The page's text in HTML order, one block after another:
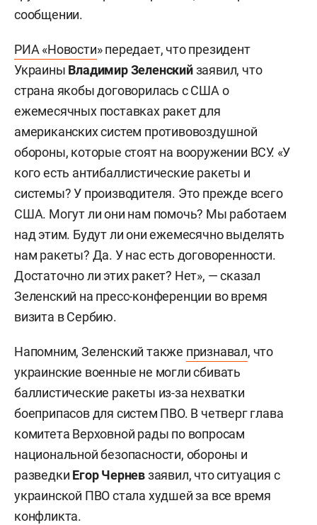
сообщении.
РИА «Новости» передает, что президент
Украины Владимир Зеленскийзаявил, что
страна якобы договорилась с США о
ежемесячных поставках ракет для
американских систем противовоздушной
обороны, которые стоят на вооружении ВСУ. «У
кого есть антибаллистические ракеты и
системы? У производителя. Это прежде всего
США. Могут ли они нам помочь? Мы работаем
над этим. Будут ли они ежемесячно выделять
нам ракеты? Да. У нас есть договоренности.
Достаточно ли этих ракет? Нет», — сказал
Зеленский на пресс-конференции во время
визита в Сербию.
Напомним, Зеленский также признавал, что
украинские военные не могли сбивать
баллистические ракеты из-за нехватки
боеприпасов для систем ПВО. В четверг глава
комитета Верховной рады по вопросам
национальной безопасности, обороны и
разведки Егор Черневзаявил, что ситуация с
украинской ПВО стала худшей за все время
конфликта.